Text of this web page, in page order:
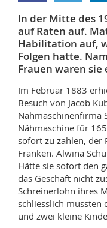
Interfacultaire
Doctorants
Programme des
MyUnifr
In der Mitte des
auf Raten auf.
Habilitation auf,
Folgen hatte.
Frauen waren
Im Februar 1883
Besuch von Jacob
Nähmaschinenfirma
Nähmaschine für
sofort zu zahlen, der
Franken. Alwina
Hätte sie sofort den
das Geschäft nicht
Schreinerlohn ihres
schliesslich mussten
und zwei kleine